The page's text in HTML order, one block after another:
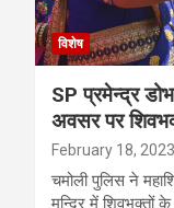
विशेष
SP प्रमेन्द्र
अवसर पर
February 18, 2023
चमोली पुलिस ने
मन्दिर में शिवभक्तों के